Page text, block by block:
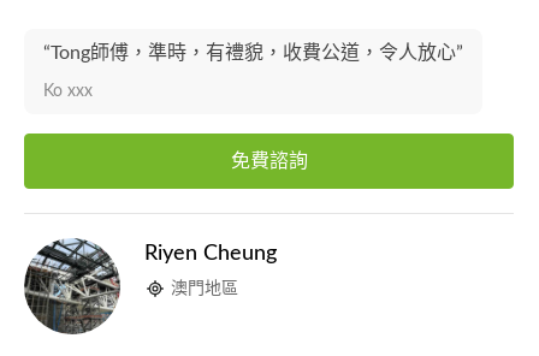
“Tong師傅，準時，有禮貌，收費公道，令人放心”
Ko xxx
免費諮詢
Riyen Cheung
澳門地區